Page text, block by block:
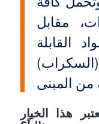
مقابل
القابلة
هذا الخيار